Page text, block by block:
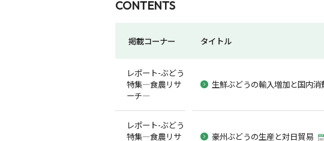
CONTENTS
掲載コーナー タイトル
レポート-ぶどう
特集―食農リサ
ーチ―
生鮮ぶどうの輸入増加と国内消
レポート-ぶどう
特集―食農リサ
豪州ぶどうの生産と対日貿易